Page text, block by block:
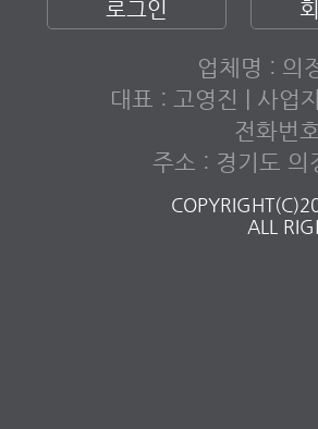
로그인
업체명 : 의
대표 : 고영진 | 사
전화번
주소 : 경기도
ALL